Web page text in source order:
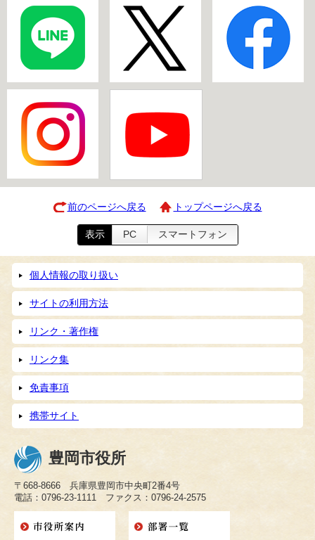
前のページへ戻る トップページへ戻る
表示 PC スマートフォン
個人情報の取り扱い
サイトの利用方法
リンク・著作権
リンク集
免責事項
携帯サイト
豊岡市役所
〒668-8666 兵庫県豊岡市中央町2番4号
電話：0796-23-1111 ファクス：0796-24-2575